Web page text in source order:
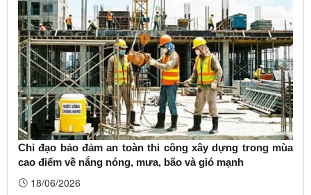
Chỉ đạo bảo đảm an toàn thi công xây dựng trong mùa
cao điểm về nắng nóng, mưa, bão và gió mạnh
18/06/2026